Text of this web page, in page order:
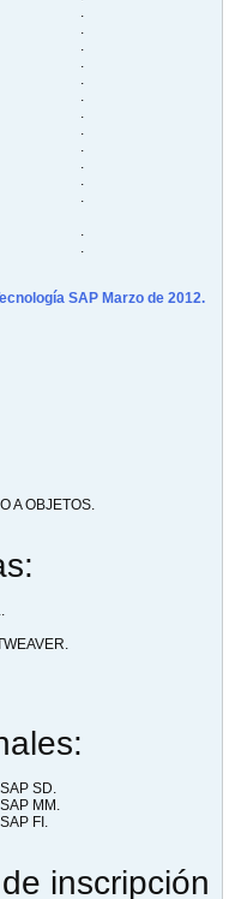
.
.
.
.
.
.
.
.
.
.
.
.
.
.
SAP Marzo de 2012.
A OBJETOS.
SD.
MM.
FI.
inscripción